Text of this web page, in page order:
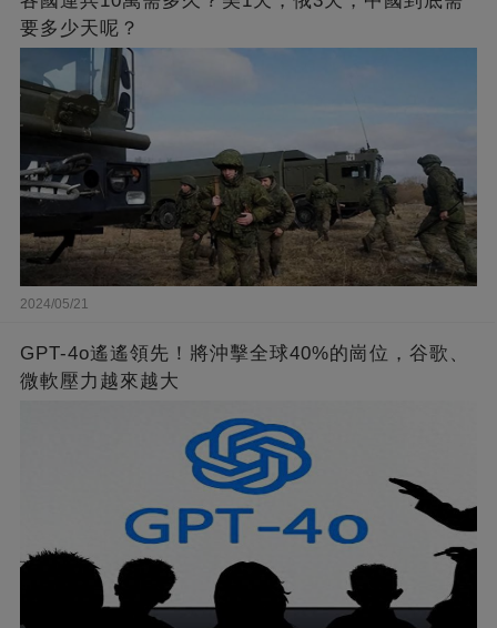
要多少天呢？
2024/05/21
GPT-4o遙遙領先！將沖擊全球40%的崗位，谷歌、
微軟壓力越來越大